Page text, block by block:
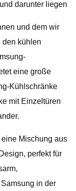
darunter liegen
und dem wir
den kühlen
eine große
Kühlschränke
mit Einzeltüren
Mischung aus
perfekt für
in der